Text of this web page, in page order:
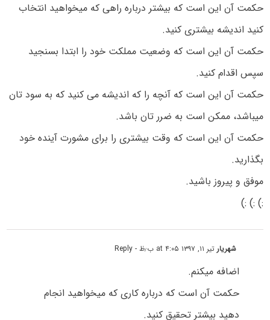
حکمت آن این است که بیشتر درباره راهی که میخواهید انتخاب
کنید اندیشه بیشتری کنید.
حکمت آن این است که وضعیت مملکت خود را ابتدا بسنجید
سپس اقدام کنید.
حکمت آن این است که آنچه را که اندیشه می کنید که به سود تان
میباشد، ممکن است به ضرر تان باشد.
حکمت آن این است که وقت بیشتری را برای مشورت آینده خود
بگذارید.
موفق و پیروز باشید.
:) :) :)
شهریارتیر ۱۱, ۱۳۹۷ at ۴:۰۵ ب٫ظ - Reply
اضافه میکنم.
حکمت آن است که درباره کاری که میخواهید انجام
دهید بیشتر تحقیق کنید.